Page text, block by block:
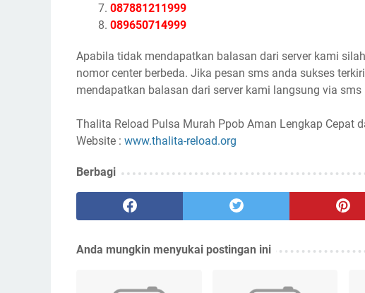
087881211999
089650714999
Apabila tidak mendapatkan balasan dari server kami
nomor center berbeda. Jika pesan sms anda sukses
mendapatkan balasan dari server kami langsung via
Thalita Reload Pulsa Murah Ppob Aman Lengkap Cepat
Website : www.thalita-reload.org
Berbagi
Anda mungkin menyukai postingan ini